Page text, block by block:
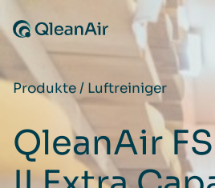
Produkte/ Luftreiniger
QleanAir